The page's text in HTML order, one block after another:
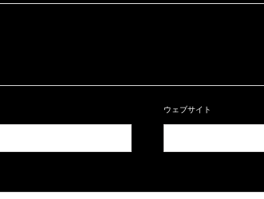
ウェブサイト